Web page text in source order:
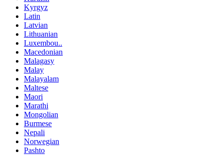
Kyrgyz
Latin
Latvian
Lithuanian
Luxembou..
Macedonian
Malagasy
Malay
Malayalam
Maltese
Maori
Marathi
Mongolian
Burmese
Nepali
Norwegian
Pashto